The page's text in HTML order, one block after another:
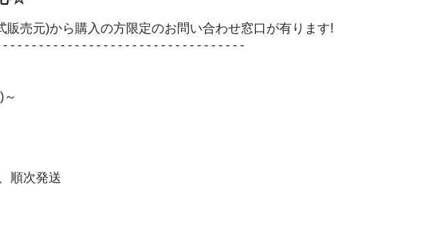
販売元)から購入の方限定のお問い合わせ窓口が有ります!
- - - - - - - - - - - - - - - - - - - - - - - - - - - - - - - - -
順次発送